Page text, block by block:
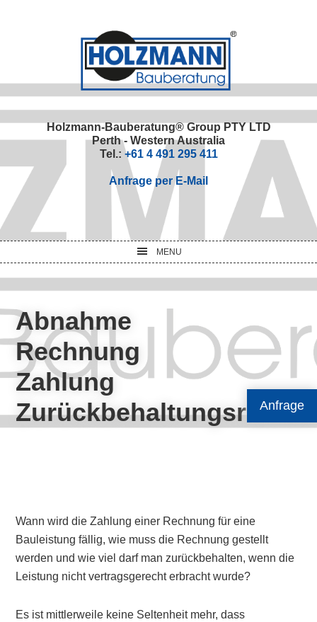
Anfrage
Holzmann-Bauberatung® Group PTY LTD
Perth - Western Australia
Tel.: +61 4 491 295 411
Anfrage per E-Mail
MENU
Abnahme
Rechnung
Zahlung
Zurückbehaltungsrecht
Wann wird die Zahlung einer Rechnung für eine
Bauleistung fällig, wie muss die Rechnung gestellt
werden und wie viel darf man zurückbehalten, wenn die
Leistung nicht vertragsgerecht erbracht wurde?
Es ist mittlerweile keine Seltenheit mehr, dass